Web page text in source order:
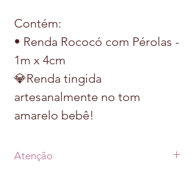
Contém:
• Renda Rococó com Pérolas -
1m x 4cm
💎Renda tingida
artesanalmente no tom
amarelo bebê!
Atenção